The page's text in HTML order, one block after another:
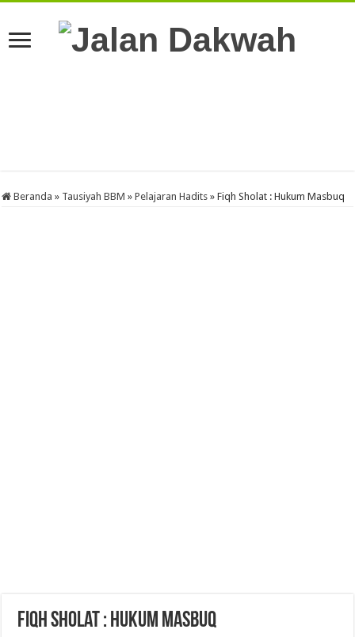
Beranda » Tausiyah BBM » Pelajaran Hadits » Fiqh Sholat : Hukum Masbuq
Fiqh Sholat : Hukum Masbuq